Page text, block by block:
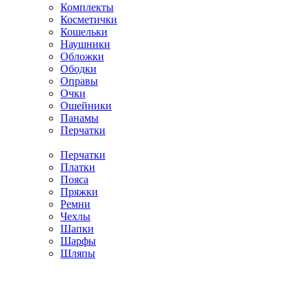
Комплекты
Косметички
Кошельки
Наушники
Обложки
Ободки
Оправы
Очки
Ошейники
Панамы
Перчатки
Перчатки
Платки
Пояса
Пряжки
Ремни
Чехлы
Шапки
Шарфы
Шляпы